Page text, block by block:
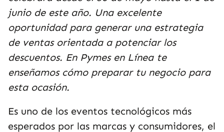
junio de este año. Una excelente
oportunidad para generar una estrategia
de ventas orientada a potenciar los
descuentos. En Pymes en Línea te
enseñamos cómo preparar tu negocio para
esta ocasión.
Es uno de los eventos tecnológicos más
esperados por las marcas y consumidores, el